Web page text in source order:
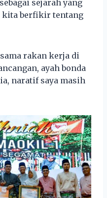
sejarah yang
berfikir tentang
rakan kerja di
ayah bonda
naratif saya masih